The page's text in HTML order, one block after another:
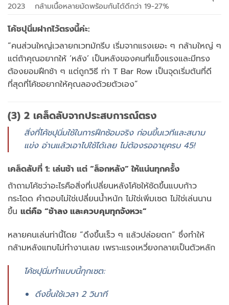
2023
กล้ามเนื้อหลายมัดพร้อมกันได้ดีกว่า 19-27%
โค้ชปุนิ่มฝากไว้ตรงนี้ค่ะ:
“คนส่วนใหญ่เวลายกเวทมักรีบ เริ่มจากแรงเยอะ ๆ กล้ามใหญ่ ๆ
แต่ถ้าคุณอยากให้ ‘หลัง’ เป็นหลังของคนที่แข็งแรงและมีทรง
ต้องยอมฝึกช้า ๆ แต่ถูกวิธี ท่า T Bar Row เป็นจุดเริ่มต้นที่ดี
ที่สุดที่โค้ชอยากให้คุณลองด้วยตัวเอง”
(3) 2 เคล็ดลับจากประสบการณ์ตรง
สิ่งที่โค้ชปุนิ่มใช้ในการฝึกซ้อมจริง ก่อนขึ้นเวทีและสนาม
แข่ง อ่านแล้วเอาไปใช้ได้เลย ไม่ต้องรออายุครบ 45!
เคล็ดลับที่ 1: เล่นช้า แต่ “ล็อกหลัง” ให้แน่นทุกครั้ง
ถ้าถามโค้ชว่าอะไรคือสิ่งที่เปลี่ยนหลังโค้ชให้ชัดขึ้นแบบก้าว
กระโดด คำตอบไม่ใช่เปลี่ยนน้ำหนัก ไม่ใช่เพิ่มเซต ไม่ใช่เล่นนาน
ขึ้น แต่คือ “ช้าลง และควบคุมทุกจังหวะ”
หลายคนเล่นท่านี้โดย “ดึงขึ้นเร็ว ๆ แล้วปล่อยตก” ซึ่งทำให้
กล้ามหลังแทบไม่ทำงานเลย เพราะแรงเหวี่ยงกลายเป็นตัวหลัก
โค้ชปุนิ่มทำแบบนี้ทุกเซต:
ดึงขึ้นใช้เวลา 2 วินาที